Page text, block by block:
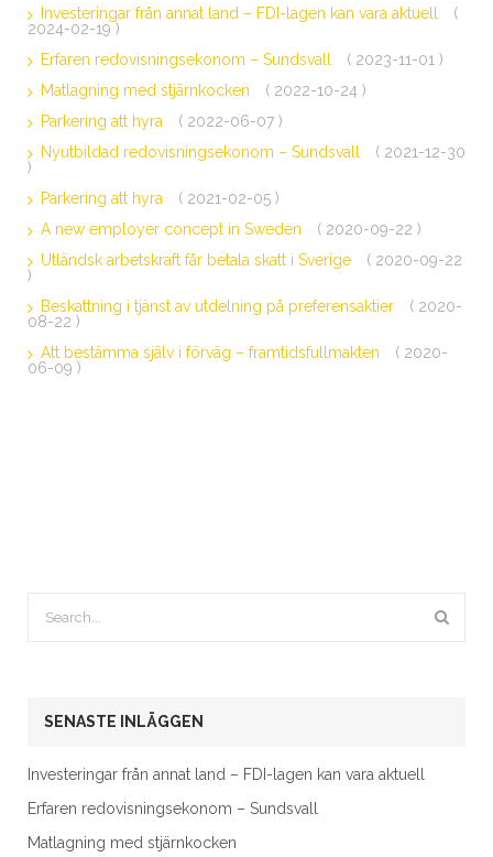
Investeringar från annat land – FDI-lagen kan vara aktuell
(
2024-02-19 )
Erfaren redovisningsekonom – Sundsvall
( 2023-11-01 )
Matlagning med stjärnkocken
( 2022-10-24 )
Parkering att hyra
( 2022-06-07 )
Nyutbildad redovisningsekonom – Sundsvall
( 2021-12-30
)
Parkering att hyra
( 2021-02-05 )
A new employer concept in Sweden
( 2020-09-22 )
Utländsk arbetskraft får betala skatt i Sverige
( 2020-09-22
)
Beskattning i tjänst av utdelning på preferensaktier
( 2020-
08-22 )
Att bestämma själv i förväg – framtidsfullmakten
( 2020-
06-09 )
SENASTE INLÄGGEN
Investeringar från annat land – FDI-lagen kan vara aktuell
Erfaren redovisningsekonom – Sundsvall
Matlagning med stjärnkocken